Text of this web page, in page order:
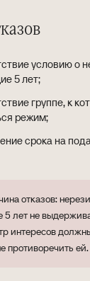
условию о
5 лет;
группе, к
режим;
срока на
отказов:
лет не
интересов
противоречить ей.